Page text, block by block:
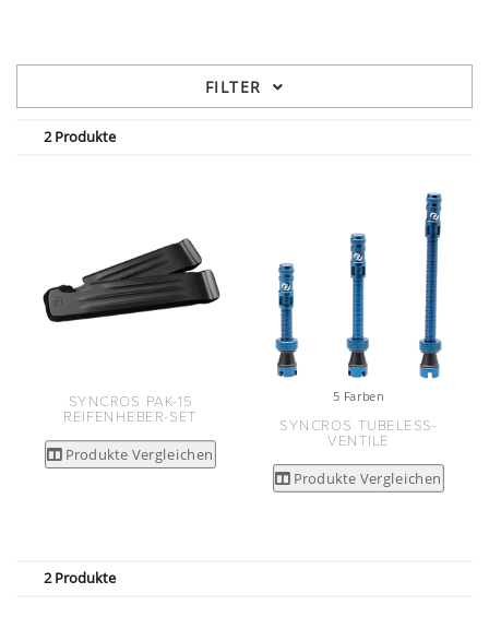
FILTER
2 Produkte
SYNCROS PAK-15
REIFENHEBER-SET
Produkte Vergleichen
5 Farben
SYNCROS TUBELESS-
VENTILE
Produkte Vergleichen
2 Produkte